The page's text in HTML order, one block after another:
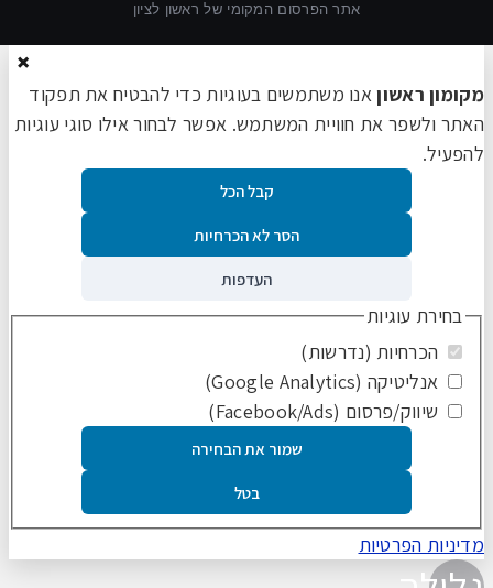
אתר הפרסום המקומי של ראשון לציון
×
מקומון ראשוןאנו משתמשים בעוגיות כדי להבטיח את תפקוד
האתר ולשפר את חוויית המשתמש. אפשר לבחור אילו סוגי עוגיות
להפעיל.
קבל הכל
הסר לא הכרחיות
העדפות
בחירת עוגיות
הכרחיות (נדרשות)
אנליטיקה (Google Analytics)
שיווק/פרסום (Facebook/Ads)
שמור את הבחירה
בטל
מדיניות הפרטיות